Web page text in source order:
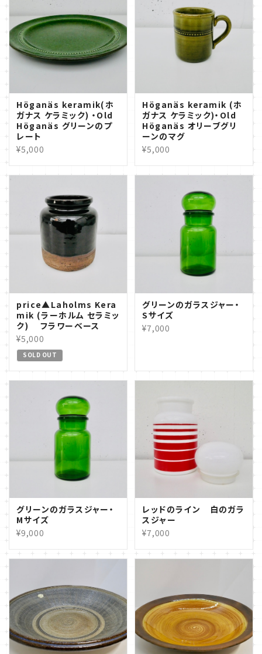
Höganäs keramik(ホ
ガナス ケラミック) ・Old
Höganäs グリーンのプ
レート
¥5,000
Höganäs keramik (ホ
ガナス ケラミック)・Old
Höganäs オリーブグリ
ーンのマグ
¥5,000
price▲Laholms Kera
mik (ラーホルム セラミッ
ク) フラワーベース
¥5,000
SOLD OUT
グリーンのガラスジャー・
Sサイズ
¥7,000
グリーンのガラスジャー・
Mサイズ
¥9,000
レッドのライン 白のガラ
スジャー
¥7,000